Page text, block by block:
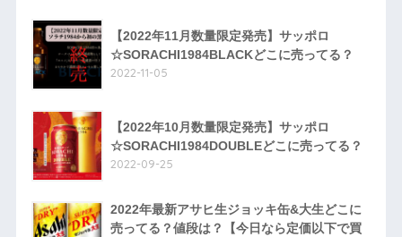
【2022年11月数量限定発売】サッポロ
☆SORACHI1984BLACKどこに売ってる？
2022-11-05
【2022年10月数量限定発売】サッポロ
☆SORACHI1984DOUBLEどこに売ってる？
2022-09-25
2022年最新アサヒ生ジョッキ缶&大生どこに
売ってる？値段は？【今日なら定価以下で買